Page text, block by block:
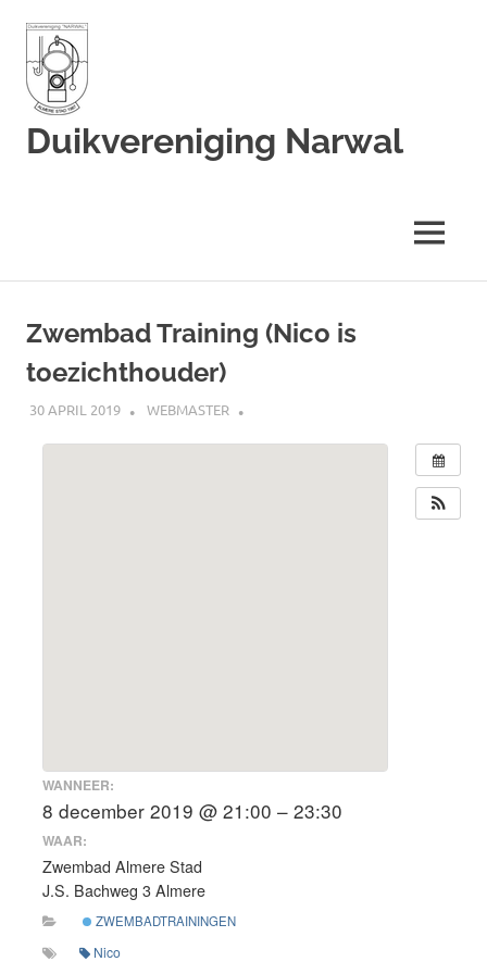
inhoud
Duikvereniging Narwal
MENU
Zwembad Training (Nico is
toezichthouder)
30 APRIL 2019 WEBMASTER
WANNEER:
8 december 2019 @ 21:00 – 23:30
WAAR:
Zwembad Almere Stad
J.S. Bachweg 3 Almere
ZWEMBADTRAININGEN
Nico